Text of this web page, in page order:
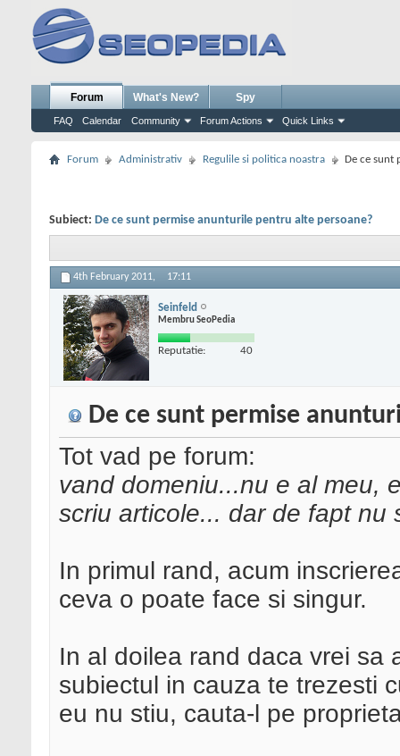
Forum
FAQ Calendar Community Forum Actions Quick Links
What's New? Spy
Forum Administrativ Regulile si politica noastra De ce sunt
Subiect: De ce sunt permise anunturile pentru alte persoane?
4th February 2011, 17:11
Seinfeld
Membru SeoPedia
Reputatie: 40
De ce sunt permise
Tot vad pe forum:
vand domeniu...nu e al meu,
scriu articole... dar de fapt nu
In primul rand, acum
ceva o poate face si singur.
In al doilea rand daca vrei sa
subiectul in cauza te trezesti
eu nu stiu, cauta-l pe